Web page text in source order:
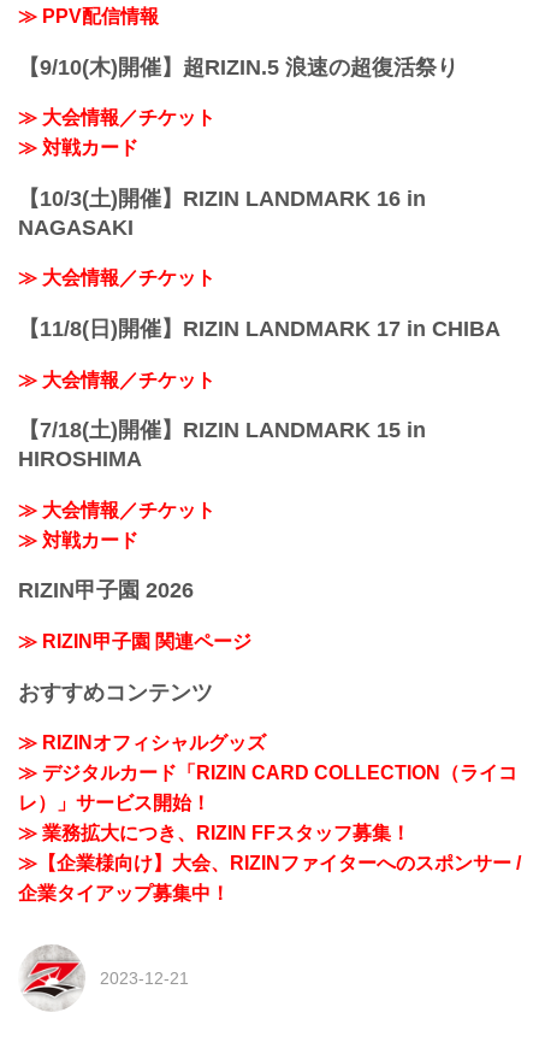
わせたグラップラー。朝倉はパンチの強
さとボクシング...
≫ PPV配信情報
【9/10(木)開催】超RIZIN.5 浪速の超復活祭り
≫ 大会情報／チケット
≫ 対戦カード
【10/3(土)開催】RIZIN LANDMARK 16 in
NAGASAKI
≫ 大会情報／チケット
【11/8(日)開催】RIZIN LANDMARK 17 in CHIBA
≫ 大会情報／チケット
【7/18(土)開催】RIZIN LANDMARK 15 in
HIROSHIMA
≫ 大会情報／チケット
≫ 対戦カード
RIZIN甲子園 2026
≫ RIZIN甲子園 関連ページ
おすすめコンテンツ
≫ RIZINオフィシャルグッズ
≫ デジタルカード「RIZIN CARD COLLECTION（ライコ
レ）」サービス開始！
≫ 業務拡大につき、RIZIN FFスタッフ募集！
≫【企業様向け】大会、RIZINファイターへのスポンサー /
企業タイアップ募集中！
2023-12-21